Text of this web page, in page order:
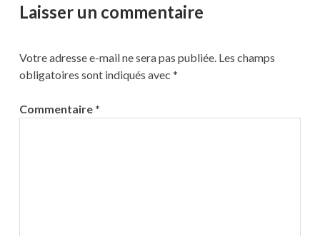
Laisser un commentaire
Votre adresse e-mail ne sera pas publiée. Les champs
obligatoires sont indiqués avec *
Commentaire *